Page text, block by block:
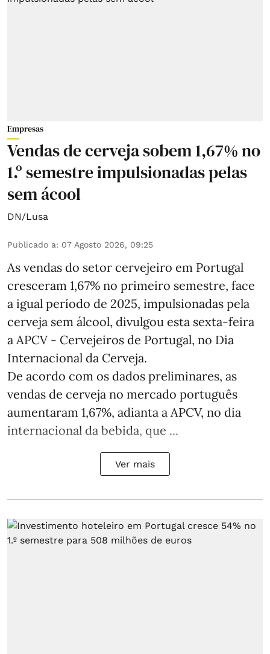
Empresas
Vendas de cerveja sobem 1,67% no
1.º semestre impulsionadas pelas
sem ácool
DN/Lusa
Publicado a: 07 Agosto 2026, 09:25
As vendas do setor cervejeiro em Portugal
cresceram 1,67% no primeiro semestre, face
a igual período de 2025, impulsionadas pela
cerveja sem álcool, divulgou esta sexta-feira
a APCV - Cervejeiros de Portugal, no Dia
Internacional da Cerveja.
De acordo com os dados preliminares, as
vendas de cerveja no mercado português
aumentaram 1,67%, adianta a APCV, no dia
internacional da bebida, que ...
Ver mais